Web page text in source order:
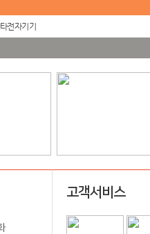
전자기기
고객서비스